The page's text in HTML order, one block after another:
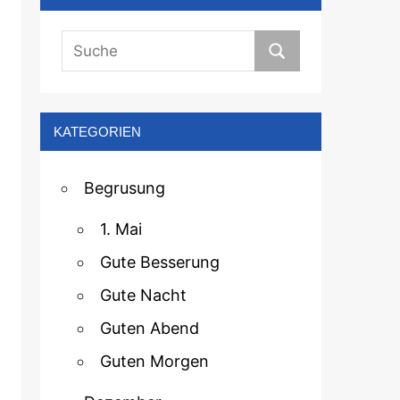
KATEGORIEN
Begrusung
1. Mai
Gute Besserung
Gute Nacht
Guten Abend
Guten Morgen